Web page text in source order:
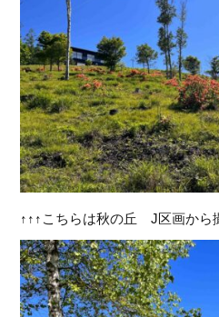
↑↑↑こちらは秋の丘 J区画から